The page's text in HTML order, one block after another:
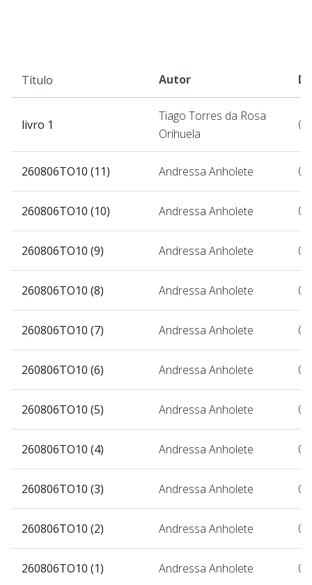
Título Autor
livro 1
Tiago Torres da Rosa
Orihuela
260806TO10 (11) Andressa Anholete
260806TO10 (10) Andressa Anholete
260806TO10 (9) Andressa Anholete
260806TO10 (8) Andressa Anholete
260806TO10 (7) Andressa Anholete
260806TO10 (6) Andressa Anholete
260806TO10 (5) Andressa Anholete
260806TO10 (4) Andressa Anholete
260806TO10 (3) Andressa Anholete
260806TO10 (2) Andressa Anholete
260806TO10 (1) Andressa Anholete